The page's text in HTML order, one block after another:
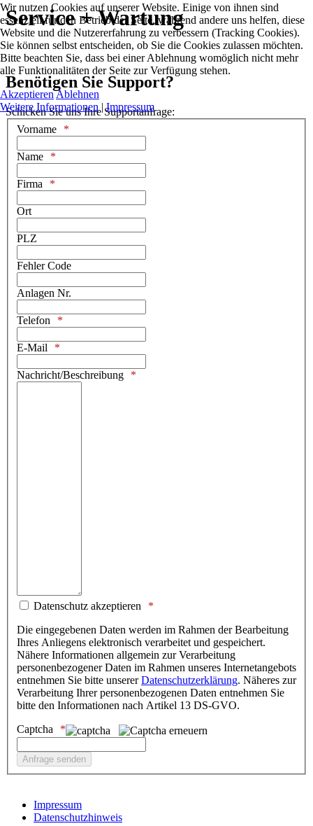
Service + Wartung
Benötigen Sie Support?
Schicken Sie uns Ihre Supportanfrage:
Vorname
Name
Firma
Ort
PLZ
Fehler Code
Anlagen Nr.
Telefon
E-Mail
Nachricht/Beschreibung
Datenschutz akzeptieren
Die eingegebenen Daten werden im Rahmen der Bearbeitung
Ihres Anliegens elektronisch verarbeitet und gespeichert.
Nähere Informationen allgemein zur Verarbeitung
personenbezogener Daten im Rahmen unseres Internetangebots
entnehmen Sie bitte unsererDatenschutzerklärung. Näheres zur
Verarbeitung Ihrer personenbezogenen Daten entnehmen Sie
bitte den Informationen nach Artikel 13 DS-GVO.
Captcha
Impressum
Datenschutzhinweis
Wir nutzen Cookies auf unserer Website. Einige von ihnen sind
essenziell für den Betrieb der Seite, während andere uns helfen, diese
Website und die Nutzererfahrung zu verbessern (Tracking Cookies).
Sie können selbst entscheiden, ob Sie die Cookies zulassen möchten.
Bitte beachten Sie, dass bei einer Ablehnung womöglich nicht mehr
alle Funktionalitäten der Seite zur Verfügung stehen.
AkzeptierenAblehnen
Weitere Informationen |Impressum